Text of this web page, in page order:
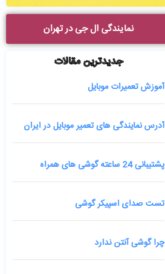
نمایندگی ال جی در تهران
جدیدترین مقالات
آموزش تعمیرات موبایل
آدرس نمایندگی های تعمیر موبایل در ایران
پشتیبانی 24 ساعته گوشی های همراه
تست صدای اسپیکر گوشی
چرا گوشی آنتن ندارد